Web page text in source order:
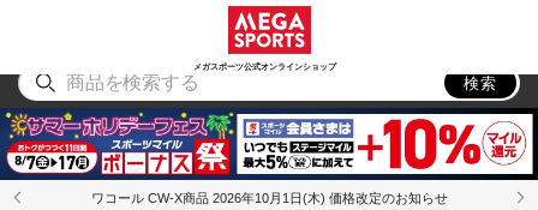
メガスポーツ公式オンラインショップ
アウトドア
検索
ワコール CW-X商品 2026年10月1日(木) 価格改定のお知らせ